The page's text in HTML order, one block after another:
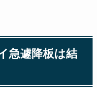
急遽降板は結